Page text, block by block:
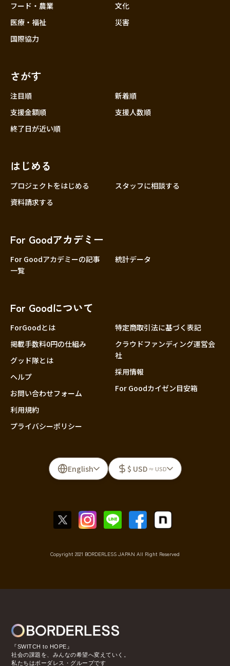
フード・農業
医療・福祉
国際協力
文化
災害
さがす
注目順
新着順
支援金額順
支援人数順
終了日が近い順
はじめる
プロジェクトをはじめる
スタッフに相談する
資料請求する
For Goodアカデミー
For Goodアカデミーの記事
一覧
統計データ
For Goodについて
ForGoodとは
掲載手数料0円の仕組み
グッド隊とは
ヘルプ
お問い合わせフォーム
利用規約
プライバシーポリシー
特定商取引法に基づく表記
クラウドファンディング運営会
社
採用情報
For Goodカイゼン目安箱
English $ USD ≈ USD
Copyright 2021 BORDERLESS JAPAN All Right Reserved
『SWITCH to HOPE』
社会の課題を、みんなの希望へ変えていく。
私たちはボーダレス・グループです